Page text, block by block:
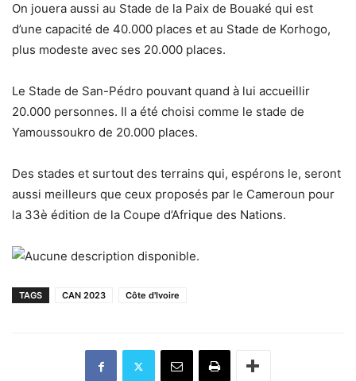
On jouera aussi au Stade de la Paix de Bouaké qui est
d’une capacité de 40.000 places et au Stade de Korhogo,
plus modeste avec ses 20.000 places.
Le Stade de San-Pédro pouvant quand à lui accueillir
20.000 personnes. Il a été choisi comme le stade de
Yamoussoukro de 20.000 places.
Des stades et surtout des terrains qui, espérons le, seront
aussi meilleurs que ceux proposés par le Cameroun pour
la 33è édition de la Coupe d’Afrique des Nations.
TAGS CAN 2023 Côte d'Ivoire